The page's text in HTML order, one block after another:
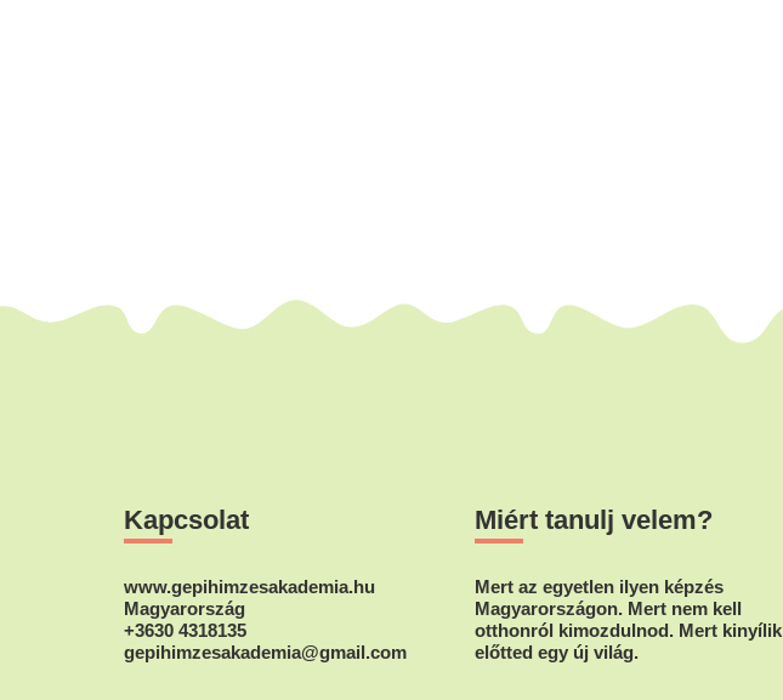
Kapcsolat
www.gepihimzesakademia.hu
Magyarország
+3630 4318135
gepihimzesakademia@gmail.com
Miért tanulj velem?
Mert az egyetlen ilyen képzés
Magyarországon. Mert nem kell
otthonról kimozdulnod. Mert kinyílik
előtted egy új világ.